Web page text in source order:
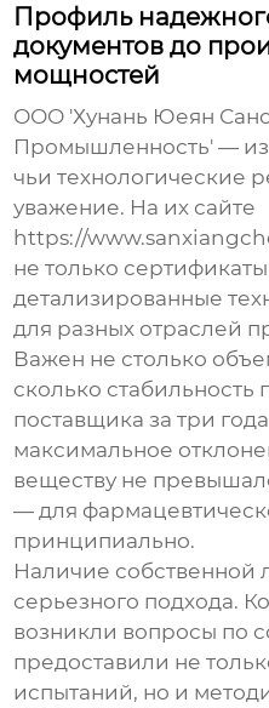
Профиль
документов до
мощностей
ООО 'Хунань Юеян
Промышленность' — из
чьи технологические
уважение. На их сайте
https://
не только сертификаты
детализированные
для разных отраслей
Важен не столько
сколько стабильность
поставщика за три
максимальное
веществу не
— для
принципиально.
Наличие
серьезного подхода.
возникли вопросы по
предоставили не
испытаний, но и